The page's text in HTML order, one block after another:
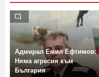
Адмирал Емил Ефтимов:
Няма агресия към
България